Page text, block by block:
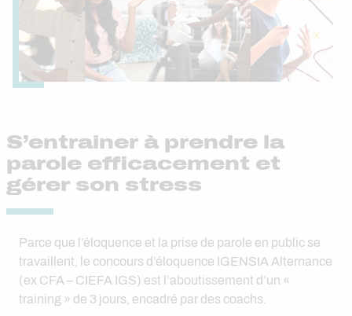
S’entrainer à prendre la
parole efficacement et
gérer son stress
Parce que l’éloquence et la prise de parole en public se
travaillent, le concours d’éloquence IGENSIA Alternance
(ex CFA – CIEFA IGS) est l’aboutissement d’un «
training » de 3 jours, encadré par des coachs.